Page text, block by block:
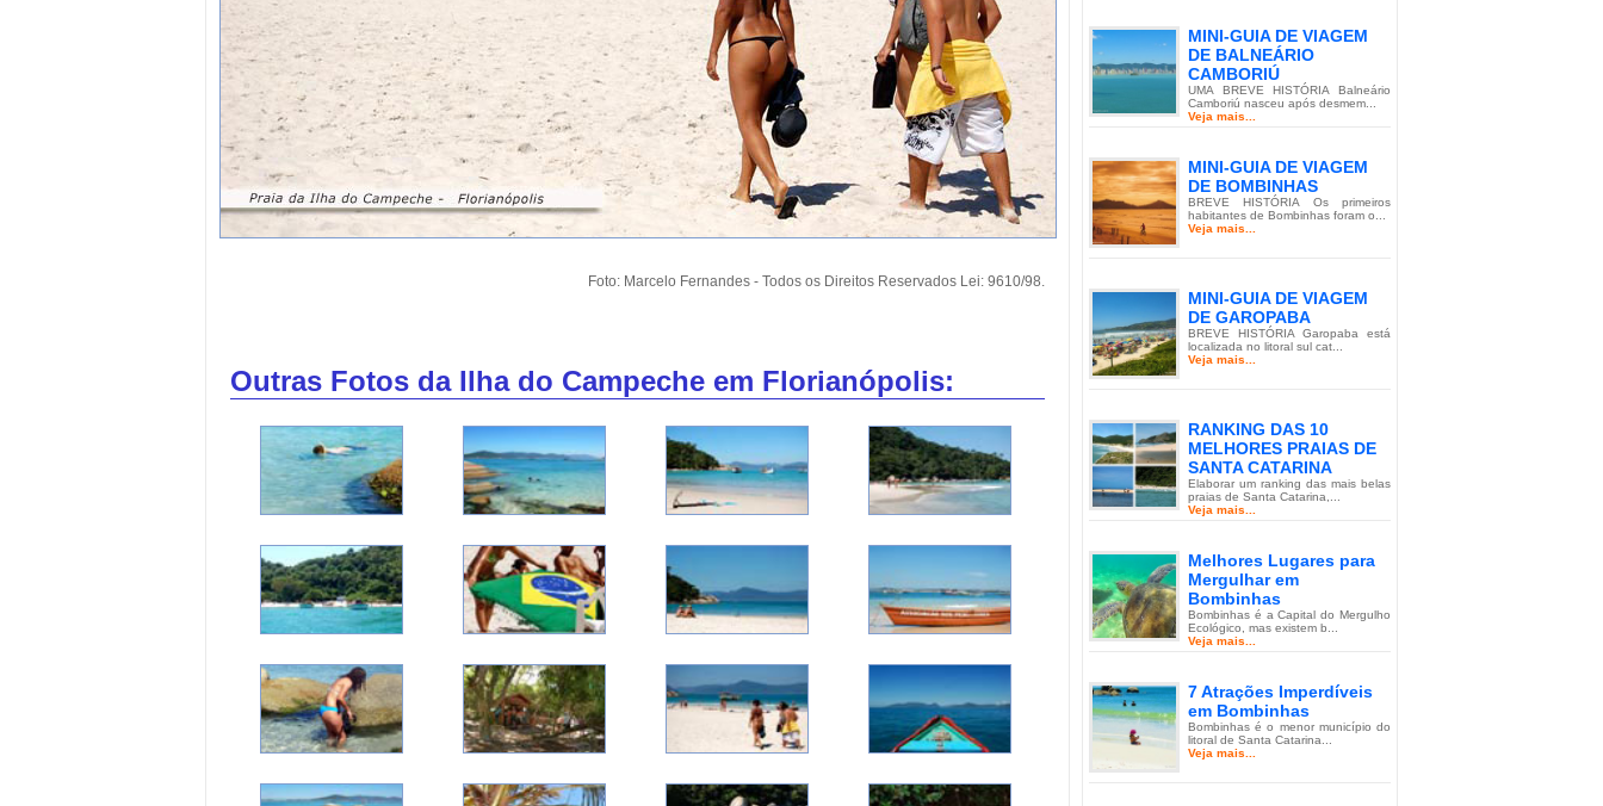
Foto: Marcelo Fernandes - Todos os Direitos Reservados Lei: 9610/98.
Outras Fotos da Ilha do Campeche em Florianópolis:
MINI-GUIA DE VIAGEM
DE BALNEÁRIO
CAMBORIÚ
UMA BREVE HISTÓRIA Balneário
Camboriú nasceu após desmem...
Veja mais...
MINI-GUIA DE VIAGEM
DE BOMBINHAS
BREVE HISTÓRIA Os primeiros
habitantes de Bombinhas foram o...
Veja mais...
MINI-GUIA DE VIAGEM
DE GAROPABA
BREVE HISTÓRIA Garopaba está
localizada no litoral sul cat...
Veja mais...
RANKING DAS 10
MELHORES PRAIAS DE
SANTA CATARINA
Elaborar um ranking das mais belas
praias de Santa Catarina,...
Veja mais...
Melhores Lugares para
Mergulhar em
Bombinhas
Bombinhas é a Capital do Mergulho
Ecológico, mas existem b...
Veja mais...
7 Atrações Imperdíveis
em Bombinhas
Bombinhas é o menor município do
litoral de Santa Catarina...
Veja mais...